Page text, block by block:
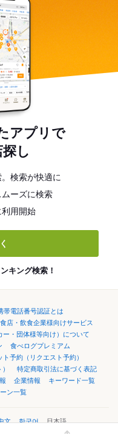
アプリで
し
検索が快適に
ーズに検索
用開始
キング検索！
帯電話番号認証とは
店・飲食企業様向けサービス
ー・団体様等向け）について
食べログプレミアム
ト予約（リクエスト予約）
特定商取引法に基づく表記
企業情報
キーワード一覧
ン一覧
文 한국어 日本語